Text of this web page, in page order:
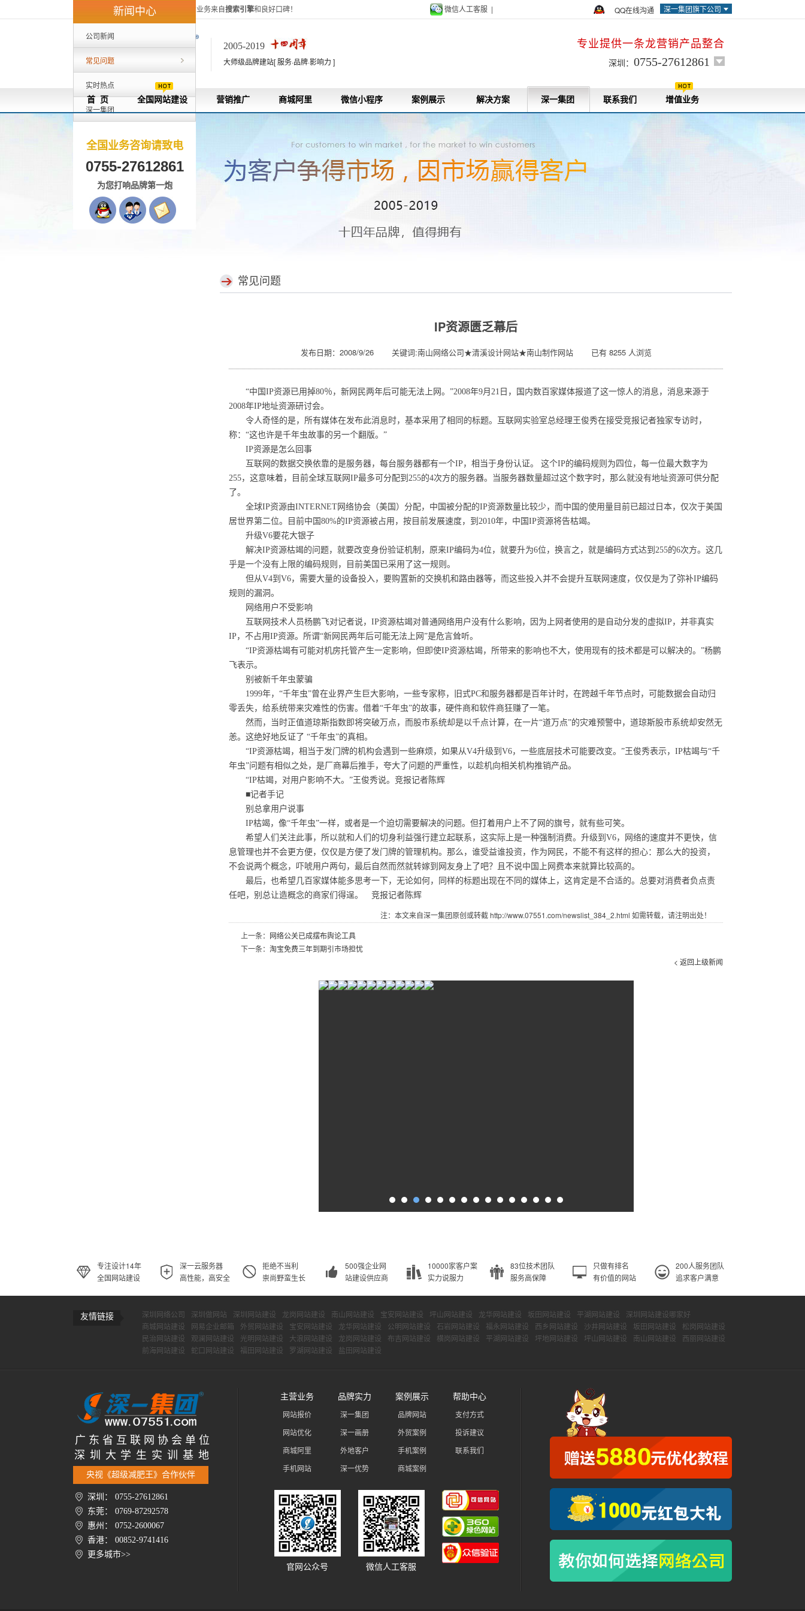
深一集团40%的客户来自外地，80%的业务来自搜索引擎和良好口碑！ 深一集团旗下公司
微信人工客服 | QQ在线沟通
2005-2019
大师级品牌建站[ 服务·品牌·影响力 ]
专业提供一条龙营销产品整合
深圳： 0755-27612861
首 页 全国网站建设 营销推广 商城阿里 微信小程序 案例展示 解决方案 深一集团 联系我们 增值业务
新闻中心
公司新闻
常见问题
实时热点
深一集团
全国业务咨询请致电
0755-27612861
为您打响品牌第一炮
常见问题
IP资源匮乏幕后
发布日期：2008/9/26 关键词:南山网络公司★清溪设计网站★南山制作网站 已有 8255 人浏览
“中国IP资源已用掉80％，新网民两年后可能无法上网。”2008年9月21日，国内数百家媒体报道了这一惊人的消息，消息来源于
2008年IP地址资源研讨会。
令人奇怪的是，所有媒体在发布此消息时，基本采用了相同的标题。互联网实验室总经理王俊秀在接受竞报记者独家专访时，
称：“这也许是千年虫故事的另一个翻版。”
IP资源是怎么回事
互联网的数据交换依靠的是服务器，每台服务器都有一个IP，相当于身份认证。 这个IP的编码规则为四位，每一位最大数字为
255，这意味着，目前全球互联网IP最多可分配到255的4次方的服务器。当服务器数量超过这个数字时，那么就没有地址资源可供分配
了。
全球IP资源由INTERNET网络协会（美国）分配，中国被分配的IP资源数量比较少，而中国的使用量目前已超过日本，仅次于美国
居世界第二位。目前中国80%的IP资源被占用，按目前发展速度，到2010年，中国IP资源将告枯竭。
升级V6要花大银子
解决IP资源枯竭的问题，就要改变身份验证机制，原来IP编码为4位，就要升为6位，换言之，就是编码方式达到255的6次方。这几
乎是一个没有上限的编码规则，目前美国已采用了这一规则。
但从V4到V6，需要大量的设备投入，要购置新的交换机和路由器等，而这些投入并不会提升互联网速度，仅仅是为了弥补IP编码
规则的漏洞。
网络用户不受影响
互联网技术人员杨鹏飞对记者说，IP资源枯竭对普通网络用户没有什么影响，因为上网者使用的是自动分发的虚拟IP，并非真实
IP，不占用IP资源。所谓“新网民两年后可能无法上网”是危言耸听。
“IP资源枯竭有可能对机房托管产生一定影响，但即使IP资源枯竭，所带来的影响也不大，使用现有的技术都是可以解决的。”杨鹏
飞表示。
别被新千年虫蒙骗
1999年，“千年虫”曾在业界产生巨大影响，一些专家称，旧式PC和服务器都是百年计时，在跨越千年节点时，可能数据会自动归
零丢失，给系统带来灾难性的伤害。借着“千年虫”的故事，硬件商和软件商狂赚了一笔。
然而，当时正值道琼斯指数即将突破万点，而股市系统却是以千点计算，在一片“道万点”的灾难预警中，道琼斯股市系统却安然无
恙。这绝好地反证了 “千年虫”的真相。
“IP资源枯竭，相当于发门牌的机构会遇到一些麻烦，如果从V4升级到V6，一些底层技术可能要改变。”王俊秀表示，IP枯竭与“千
年虫”问题有相似之处，是厂商幕后推手，夸大了问题的严重性，以趁机向相关机构推销产品。
“IP枯竭，对用户影响不大。”王俊秀说。竞报记者陈辉
■记者手记
别总拿用户说事
IP枯竭，像“千年虫”一样，或者是一个迫切需要解决的问题。但打着用户上不了网的旗号，就有些可笑。
希望人们关注此事，所以就和人们的切身利益强行建立起联系，这实际上是一种强制消费。升级到V6，网络的速度并不更快，信
息管理也并不会更方便，仅仅是方便了发门牌的管理机构。那么，谁受益谁投资，作为网民，不能不有这样的担心：那么大的投资，
不会说两个概念，吓唬用户两句，最后自然而然就转嫁到网友身上了吧？且不说中国上网费本来就算比较高的。
最后，也希望几百家媒体能多思考一下，无论如何，同样的标题出现在不同的媒体上，这肯定是不合适的。总要对消费者负点责
任吧，别总让造概念的商家们得逞。 竞报记者陈辉
注：本文来自深一集团原创或转截 http://www.07551.com/newslist_384_2.html 如需转载，请注明出处！
上一条： 网络公关已成摆布舆论工具
下一条： 淘宝免费三年到期引市场担忧
< 返回上级新闻
专注设计14年
全国网站建设
深一云服务器
高性能，高安全
拒绝不当利
崇尚野蛮生长
500强企业网
站建设供应商
10000家客户案
实力说服力
83位技术团队
服务高保障
只做有排名
有价值的网站
200人服务团队
追求客户满意
友情链接 深圳网络公司 深圳做网站 深圳网站建设 龙岗网站建设 南山网站建设 宝安网站建设 坪山网站建设 龙华网站建设 坂田网站建设 平湖网站建设
深圳网站建设哪家好
商城网站建设
网易企业邮箱 外贸网站建设 宝安网站建设 龙华网站建设 公明网站建设 石岩网站建设 福永网站建设 西乡网站建设 沙井网站建设 坂田网站建设
松岗网站建设
民治网站建设
观澜网站建设 光明网站建设 大浪网站建设 龙岗网站建设 布吉网站建设 横岗网站建设 平湖网站建设 坪地网站建设 坪山网站建设 南山网站建设
西丽网站建设
前海网站建设
蛇口网站建设 福田网站建设 罗湖网站建设 盐田网站建设
广 东 省 互 联 网 协 会 单 位
深 圳 大 学 生 实 训 基 地
央视《超级减肥王》合作伙伴
深圳： 0755-27612861
东莞： 0769-87292578
惠州： 0752-2600067
香港： 00852-9741416
更多城市>>
主营业务
网站报价
网站优化
商城阿里
手机网站
品牌实力
深一集团
深一画册
外地客户
深一优势
案例展示
品牌网站
外贸案例
手机案例
商城案例
帮助中心
支付方式
投诉建议
联系我们
官网公众号 微信人工客服